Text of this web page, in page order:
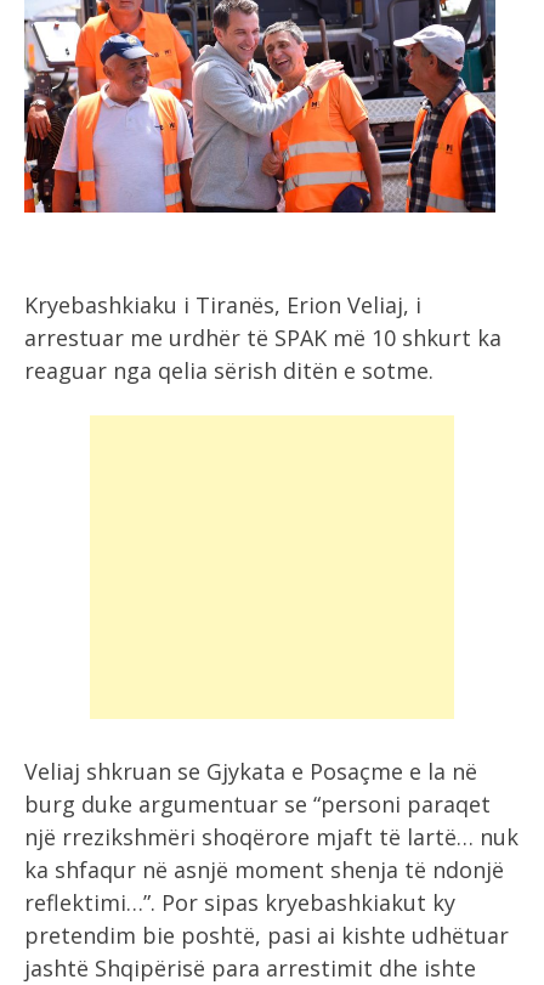
Kryebashkiaku i Tiranës, Erion Veliaj, i
arrestuar me urdhër të SPAK më 10 shkurt ka
reaguar nga qelia sërish ditën e sotme.
Veliaj shkruan se Gjykata e Posaçme e la në
burg duke argumentuar se “personi paraqet
një rrezikshmëri shoqërore mjaft të lartë… nuk
ka shfaqur në asnjë moment shenja të ndonjë
reflektimi…”. Por sipas kryebashkiakut ky
pretendim bie poshtë, pasi ai kishte udhëtuar
jashtë Shqipërisë para arrestimit dhe ishte